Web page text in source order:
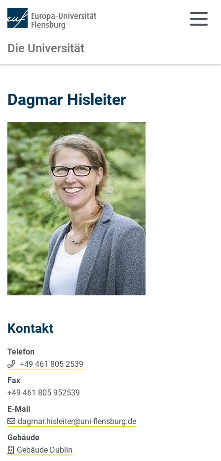
Die Universität
Dagmar Hisleiter
Kontakt
Telefon
+49 461 805 2539
Fax
+49 461 805 952539
E-Mail
dagmar.hisleiter@uni-flensburg.de
Gebäude
Gebäude Dublin